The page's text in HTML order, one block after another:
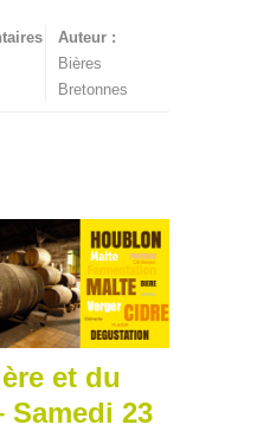
Auteur :
Bières
Bretonnes
et du
Samedi 23